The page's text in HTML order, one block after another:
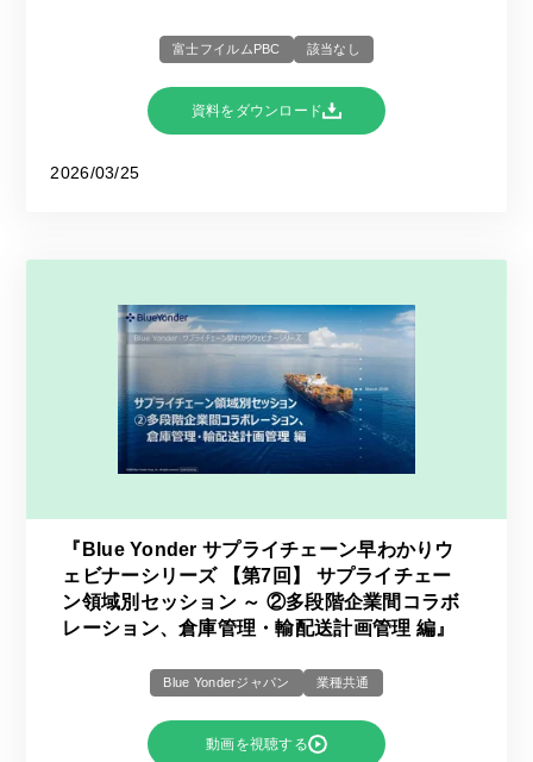
富士フイルムPBC 該当なし
資料をダウンロード
2026/03/25
『Blue Yonder サプライチェーン早わかりウ
ェビナーシリーズ 【第7回】 サプライチェー
ン領域別セッション ～ ②多段階企業間コラボ
レーション、倉庫管理・輸配送計画管理 編』
Blue Yonderジャパン 業種共通
動画を視聴する